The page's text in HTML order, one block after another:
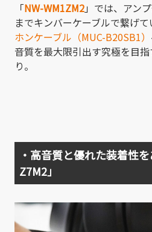
「NW-WM1ZM2」では、アン
までキンバーケーブルで繋げ
ホンケーブル（MUC-B20SB1）
音質を最大限引出す究極を目
り。
・高音質と優れた装着性
Z7M2」